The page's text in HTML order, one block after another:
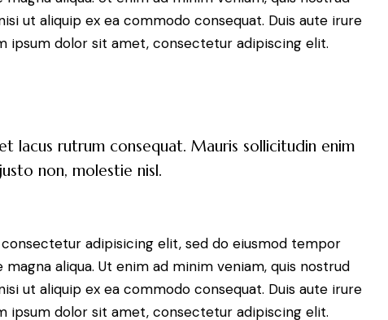
ut aliquip ex ea commodo consequat. Duis aute irure
ipsum dolor sit amet, consectetur adipiscing elit.
lacus rutrum consequat. Mauris sollicitudin enim
non, molestie nisl.
adipisicing elit, sed do eiusmod tempor
aliqua. Ut enim ad minim veniam, quis nostrud
ut aliquip ex ea commodo consequat. Duis aute irure
ipsum dolor sit amet, consectetur adipiscing elit.